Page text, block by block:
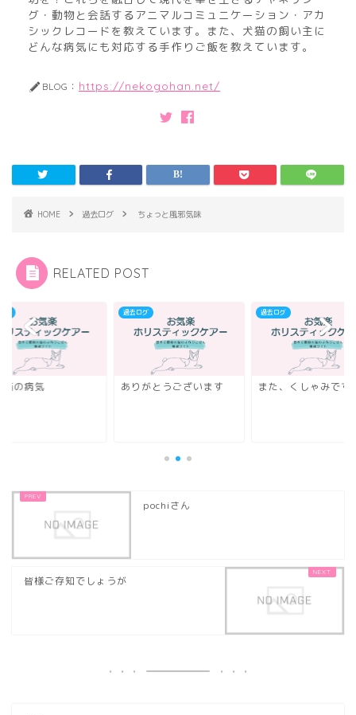
グ・動物と会話するアニマルコミュニケーション・アカ
シックレコードを教えています。また、犬猫の飼い主に
どんな病気にも対応する手作りご飯を教えています。
BLOG： https://nekogohan.net/
HOME 過去ログ ちょっと風邪気味
RELATED POST
猫の病気
過去ログ
ありがとうございます
過去ログ
また、くしゃみです
pochiさん
皆様ご存知でしょうが